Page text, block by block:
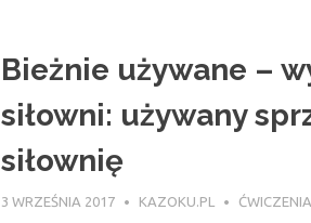
Bieżnie używane –
siłowni: używany
siłownię
3 WRZEŚNIA 2017 KAZOKU.PL